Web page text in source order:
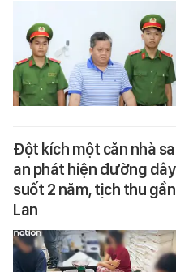
Đột kích một căn nhà
an phát hiện đường
suốt 2 năm, tịch thu
Lan